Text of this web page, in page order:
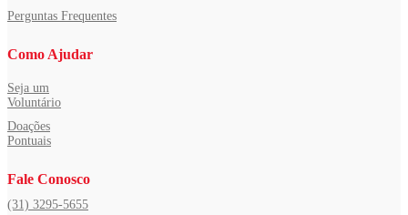
Perguntas Frequentes
Como Ajudar
Seja um
Voluntário
Doações
Pontuais
Fale Conosco
(31) 3295-5655